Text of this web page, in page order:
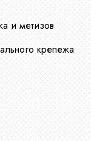
и метизов
крепежа